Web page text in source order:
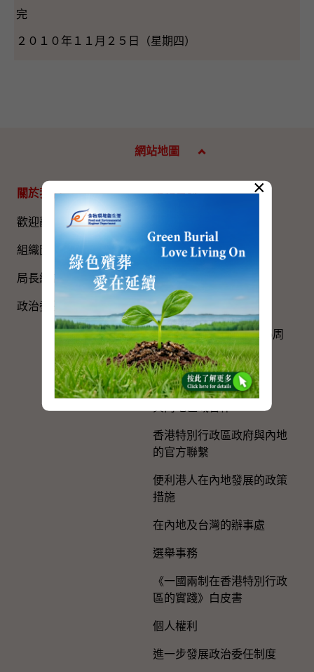
完
２０１０年１１月２５日（星期四）
網站地圖
關於我們
歡迎辭
組織圖​
局長網誌
政治委任官員的申報
專題資料
國家憲法日
《基本法》
國旗、國徽、國歌
慶祝中國共產黨成立105周
年
粵港澳大灣區建設
香港特別行政區政府與內地
的官方聯繫
便利港人在內地發展的政策
措施
在內地及台灣的辦事處
選舉事務
《一國兩制在香港特別行政
區的實踐》白皮書
個人權利
進一步發展政治委任制度
×